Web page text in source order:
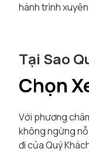
hành trình
Tại Sao
Chọn
Với phương
không ngừng
đi của Quý